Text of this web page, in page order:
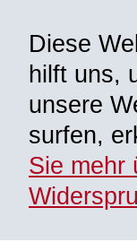
Diese
hilft uns,
unsere
surfen,
Sie mehr